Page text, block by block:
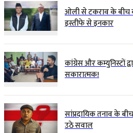
ओली से टकराव के बीच
इस्तीफे से इनकार
कांग्रेस और कम्युनिस्टों
सकारात्मक!
सांप्रदायिक तनाव के
उठे सवाल